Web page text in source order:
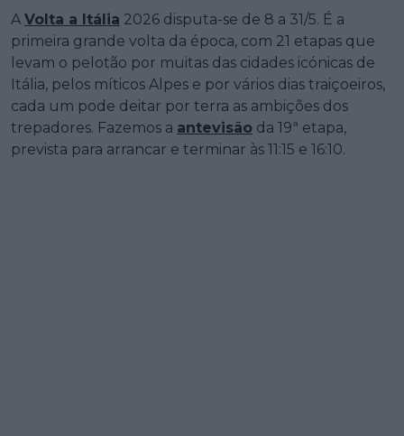
A Volta a Itália 2026 disputa-se de 8 a 31/5. É a
primeira grande volta da época, com 21 etapas que
levam o pelotão por muitas das cidades icónicas de
Itália, pelos míticos Alpes e por vários dias traiçoeiros,
cada um pode deitar por terra as ambições dos
trepadores. Fazemos a antevisão da 19ª etapa,
prevista para arrancar e terminar às 11:15 e 16:10.